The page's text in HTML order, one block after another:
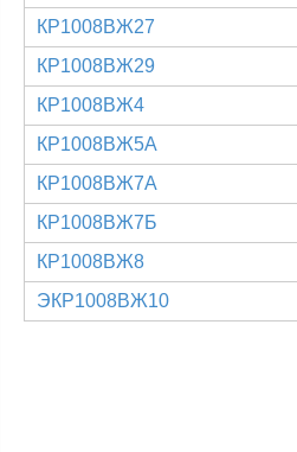
КР1008ВЖ27
КР1008ВЖ29
КР1008ВЖ4
КР1008ВЖ5А
КР1008ВЖ7А
КР1008ВЖ7Б
КР1008ВЖ8
ЭКР1008ВЖ10